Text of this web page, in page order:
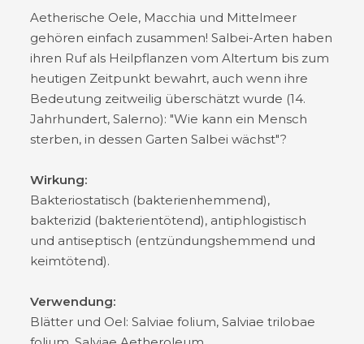
Aetherische Oele, Macchia und Mittelmeer
gehören einfach zusammen! Salbei-Arten haben
ihren Ruf als Heilpflanzen vom Altertum bis zum
heutigen Zeitpunkt bewahrt, auch wenn ihre
Bedeutung zeitweilig überschätzt wurde (14.
Jahrhundert, Salerno): "Wie kann ein Mensch
sterben, in dessen Garten Salbei wächst"?
Wirkung:
Bakteriostatisch (bakterienhemmend),
bakterizid (bakterientötend), antiphlogistisch
und antiseptisch (entzündungshemmend und
keimtötend).
Verwendung:
Blätter und Oel: Salviae folium, Salviae trilobae